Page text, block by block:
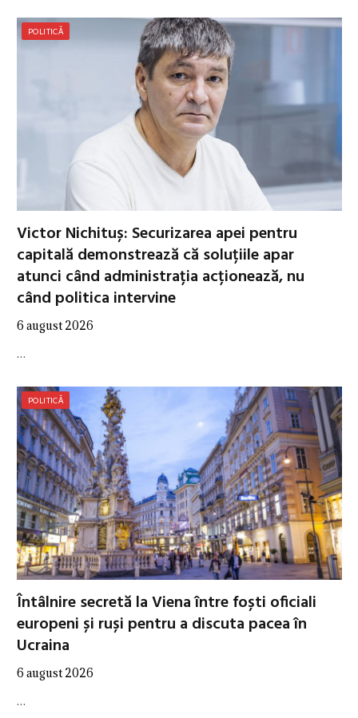
POLITICĂ
Victor Nichituș: Securizarea apei pentru
capitală demonstrează că soluțiile apar
atunci când administrația acționează, nu
când politica intervine
6 august 2026
…
POLITICĂ
Întâlnire secretă la Viena între foști oficiali
europeni și ruși pentru a discuta pacea în
Ucraina
6 august 2026
…